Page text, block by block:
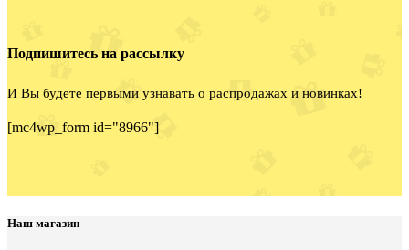
Подпишитесь на рассылку
И Вы будете первыми узнавать о распродажах и новинках!
[mc4wp_form id="8966"]
Наш магазин